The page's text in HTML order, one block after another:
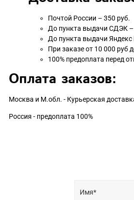
Почтой России – 350 руб.
До пункта выдачи СДЭК –
До пункта выдачи Яндекс
При заказе от 10 000 руб
100% предоплата перед
Оплата заказов:
Москва и М.обл. - Курьерская
Россия - предоплата 100%